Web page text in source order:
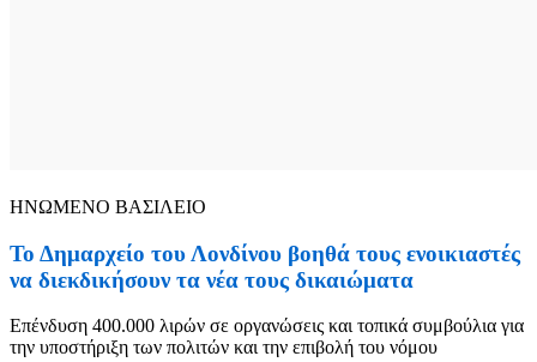
ΗΝΩΜΕΝΟ ΒΑΣΙΛΕΙΟ
Το Δημαρχείο του Λονδίνου βοηθά τους ενοικιαστές
να διεκδικήσουν τα νέα τους δικαιώματα
Επένδυση 400.000 λιρών σε οργανώσεις και τοπικά συμβούλια για
την υποστήριξη των πολιτών και την επιβολή του νόμου